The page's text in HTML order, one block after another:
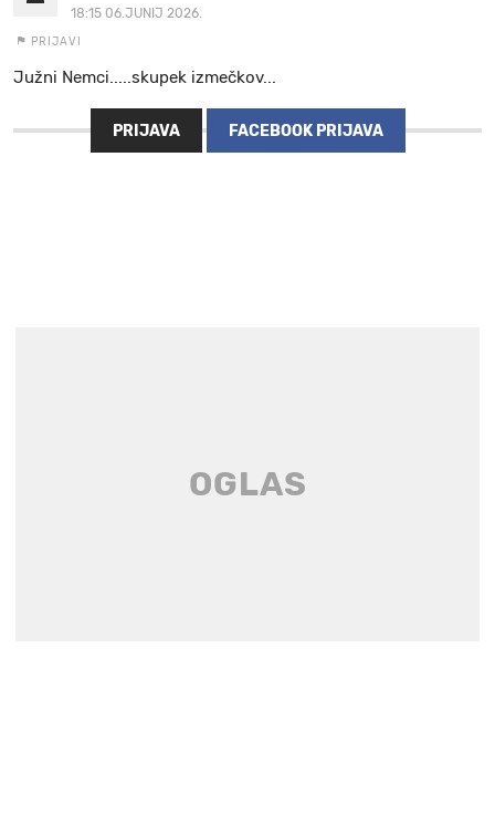
18:15 06.JUNIJ 2026.
PRIJAVI
Južni Nemci.....skupek izmečkov...
PRIJAVA FACEBOOK PRIJAVA